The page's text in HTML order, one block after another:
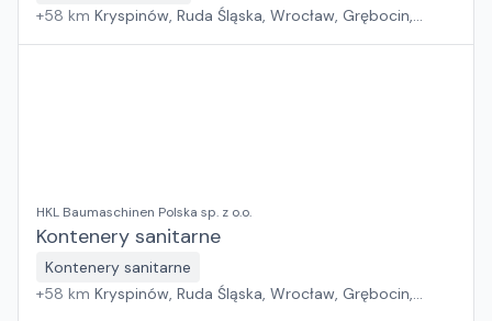
+58 km Kryspinów, Ruda Śląska, Wrocław, Grębocin,
HKL Baumaschinen Polska sp. z o.o.
Kontenery sanitarne
Kontenery sanitarne
+58 km Kryspinów, Ruda Śląska, Wrocław, Grębocin,